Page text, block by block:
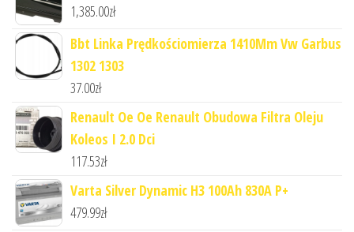
1,385.00zł
Bbt Linka Prędkościomierza 1410Mm Vw Garbus
1302 1303
37.00zł
Renault Oe Oe Renault Obudowa Filtra Oleju
Koleos I 2.0 Dci
117.53zł
Varta Silver Dynamic H3 100Ah 830A P+
479.99zł